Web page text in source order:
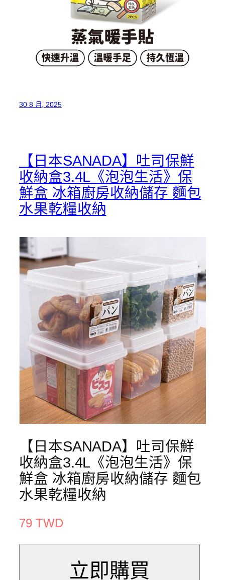
30 8 月, 2025
【日本SANADA】吐司保鮮
收納盒3.4L《泡泡生活》保
鮮盒 冰箱廚房收納儲存 麵包
水果乾糧收納
【日本SANADA】吐司保鮮
收納盒3.4L《泡泡生活》保
鮮盒 冰箱廚房收納儲存 麵包
水果乾糧收納
79 TWD